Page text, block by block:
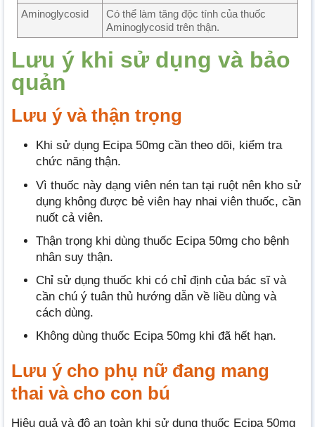
Aminoglycosid
Có thể làm tăng độc tính của thuốc
Aminoglycosid trên thận.
Lưu ý khi sử dụng và bảo
quản
Lưu ý và thận trọng
Khi sử dụng Ecipa 50mg cần theo dõi, kiểm tra
chức năng thận.
Vì thuốc này dạng viên nén tan tại ruột nên kho sử
dụng không được bẻ viên hay nhai viên thuốc, cần
nuốt cả viên.
Thận trọng khi dùng thuốc Ecipa 50mg cho bệnh
nhân suy thận.
Chỉ sử dụng thuốc khi có chỉ định của bác sĩ và
cần chú ý tuân thủ hướng dẫn về liều dùng và
cách dùng.
Không dùng thuốc Ecipa 50mg khi đã hết hạn.
Lưu ý cho phụ nữ đang mang
thai và cho con bú
Hiệu quả và độ an toàn khi sử dụng thuốc Ecipa 50mg